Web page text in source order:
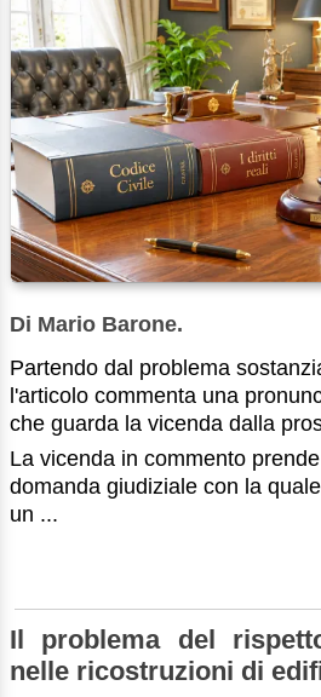
Di Mario Barone.
Partendo dal problema
l'articolo commenta una
che guarda la vicenda dalla
La vicenda in commento
domanda giudiziale con la
un ...
Il problema del
nelle ricostruzioni di